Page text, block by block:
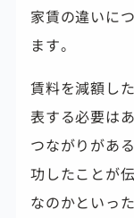
家賃の違いに
ます。
賃料を減額し
表する必要は
つながりがあ
功したことが
なのかといった